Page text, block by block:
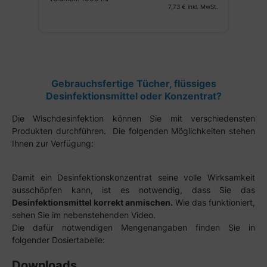
7,73 € inkl. MwSt.
Gebrauchsfertige Tücher, flüssiges
Desinfektionsmittel oder Konzentrat?
Die Wischdesinfektion können Sie mit verschiedensten
Produkten durchführen. Die folgenden Möglichkeiten stehen
Ihnen zur Verfügung:
Damit ein Desinfektionskonzentrat seine volle Wirksamkeit
ausschöpfen kann, ist es notwendig, dass Sie das
Desinfektionsmittel korrekt anmischen. Wie das funktioniert,
sehen Sie im nebenstehenden Video.
Die dafür notwendigen Mengenangaben finden Sie in
folgender Dosiertabelle: